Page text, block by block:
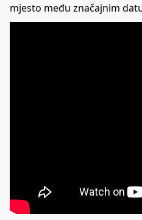
mjesto među značajnim